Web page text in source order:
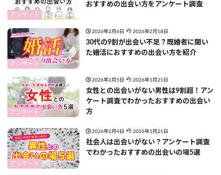
アンケート
おすすめの出会い方をアンケート調査
アンケート
2026年2月6日 2026年2月18日
30代の9割が出会い不足？既婚者に聞い
た婚活におすすめの出会い方を紹介
アンケート
2026年2月5日 2026年1月21日
女性との出会いがない男性は9割超！アン
ケート調査でわかったおすすめの出会い
方
アンケート
2026年2月4日 2026年1月21日
社会人は出会いがない？アンケート調査
でわかったおすすめの出会いの場5選